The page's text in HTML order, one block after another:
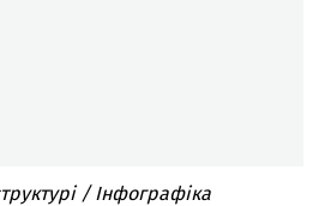
/ Інфографіка